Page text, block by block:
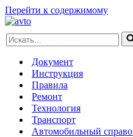
Перейти к содержимому
Искать...
Документ
Инструкция
Правила
Ремонт
Технология
Транспорт
Автомобильный